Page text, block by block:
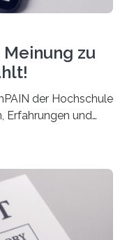
zu
der Hochschule
Erfahrungen und
Erfahrungen sie
und welche
Überzeugungen